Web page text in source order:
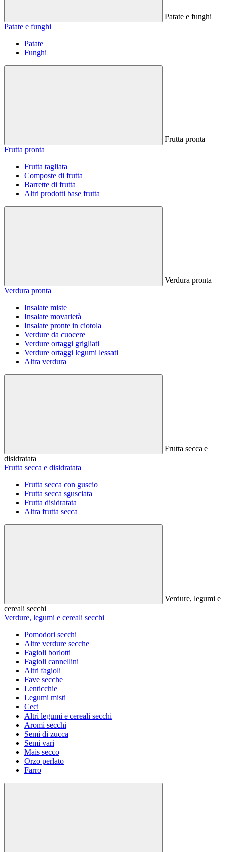
Patate e funghi
Patate e funghi
Patate
Funghi
Frutta pronta
Frutta pronta
Frutta tagliata
Composte di frutta
Barrette di frutta
Altri prodotti base frutta
Verdura pronta
Verdura pronta
Insalate miste
Insalate movarietà
Insalate pronte in ciotola
Verdure da cuocere
Verdure ortaggi grigliati
Verdure ortaggi legumi lessati
Altra verdura
Frutta secca e
disidratata
Frutta secca e disidratata
Frutta secca con guscio
Frutta secca sgusciata
Frutta disidratata
Altra frutta secca
Verdure, legumi e
cereali secchi
Verdure, legumi e cereali secchi
Pomodori secchi
Altre verdure secche
Fagioli borlotti
Fagioli cannellini
Altri fagioli
Fave secche
Lenticchie
Legumi misti
Ceci
Altri legumi e cereali secchi
Aromi secchi
Semi di zucca
Semi vari
Mais secco
Orzo perlato
Farro